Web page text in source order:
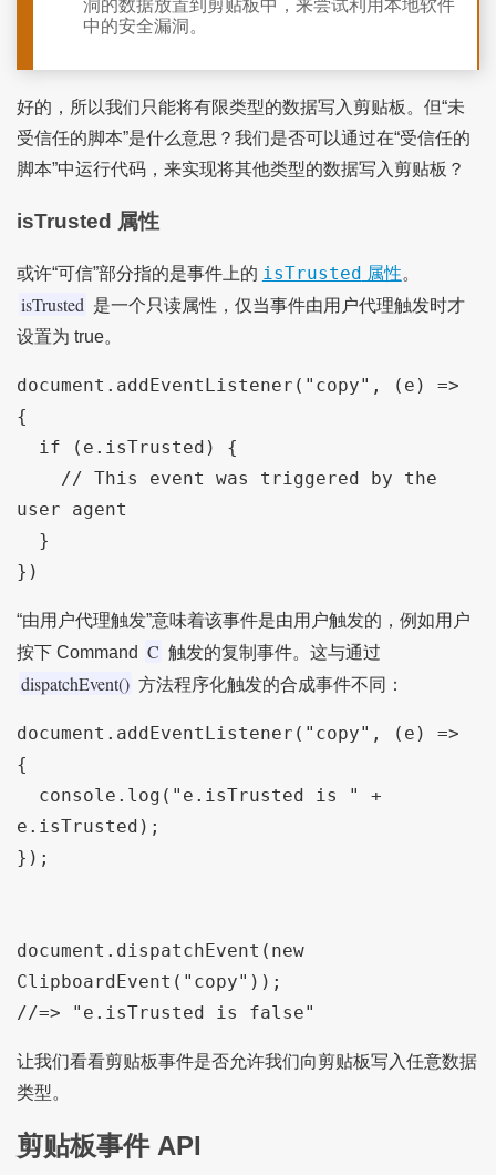
中的安全漏洞。
好的，所以我们只能将有限类型的数据写入剪贴板。但“未
受信任的脚本”是什么意思？我们是否可以通过在“受信任的
脚本”中运行代码，来实现将其他类型的数据写入剪贴板？
isTrusted 属性
或许“可信”部分指的是事件上的 isTrusted 属性。
isTrusted 是一个只读属性，仅当事件由用户代理触发时才
设置为 true。
document.addEventListener("copy", (e) =>
{
user agent
})
“由用户代理触发”意味着该事件是由用户触发的，例如用户
按下 Command C 触发的复制事件。这与通过
dispatchEvent() 方法程序化触发的合成事件不同：
document.addEventListener("copy", (e) =>
{
e.isTrusted);
});
document.dispatchEvent(new
ClipboardEvent("copy"));
//=> "e.isTrusted is false"
让我们看看剪贴板事件是否允许我们向剪贴板写入任意数据
类型。
剪贴板事件 API